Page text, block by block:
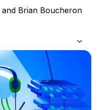
and Brian Boucheron